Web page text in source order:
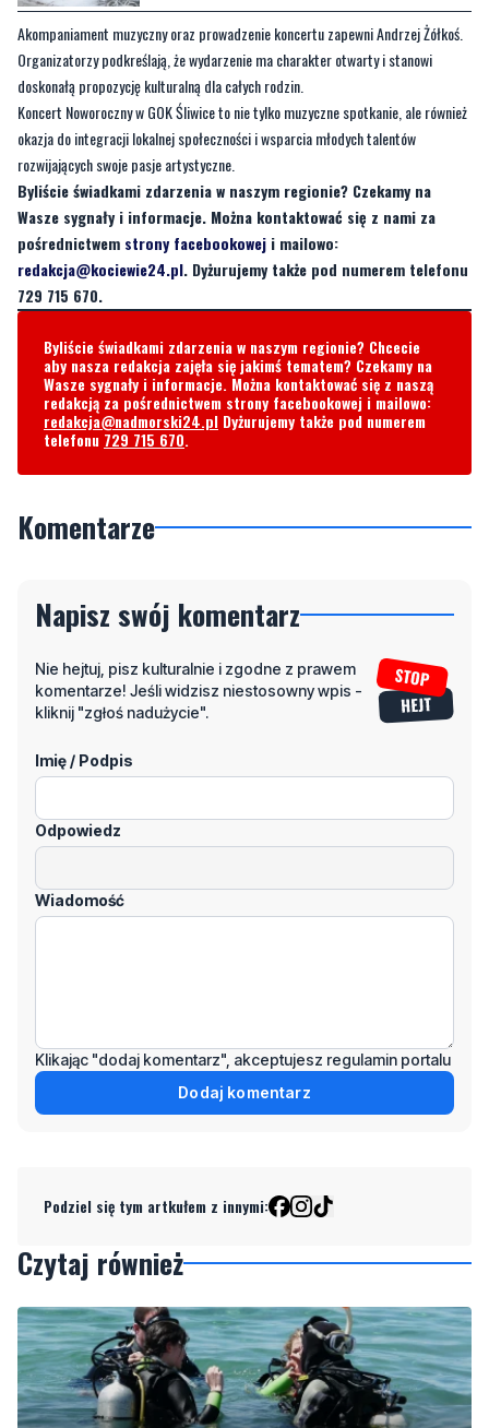
Akompaniament muzyczny oraz prowadzenie koncertu zapewni Andrzej Żółkoś.
Organizatorzy podkreślają, że wydarzenie ma charakter otwarty i stanowi
doskonałą propozycję kulturalną dla całych rodzin.
Koncert Noworoczny w GOK Śliwice to nie tylko muzyczne spotkanie, ale również
okazja do integracji lokalnej społeczności i wsparcia młodych talentów
rozwijających swoje pasje artystyczne.
Byliście świadkami zdarzenia w naszym regionie? Czekamy na
Wasze sygnały i informacje. Można kontaktować się z nami za
pośrednictwem strony facebookowej i mailowo:
redakcja@kociewie24.pl. Dyżurujemy także pod numerem telefonu
729 715 670.
Byliście świadkami zdarzenia w naszym regionie? Chcecie
aby nasza redakcja zajęła się jakimś tematem? Czekamy na
Wasze sygnały i informacje. Można kontaktować się z naszą
redakcją za pośrednictwem strony facebookowej i mailowo:
redakcja@nadmorski24.pl Dyżurujemy także pod numerem
telefonu 729 715 670.
Komentarze
Napisz swój komentarz
Nie hejtuj, pisz kulturalnie i zgodne z prawem
komentarze! Jeśli widzisz niestosowny wpis -
kliknij "zgłoś nadużycie".
Imię / Podpis
Odpowiedz
Wiadomość
Klikając "dodaj komentarz", akceptujesz regulamin portalu
Dodaj komentarz
Podziel się tym artkułem z innymi:
Czytaj również